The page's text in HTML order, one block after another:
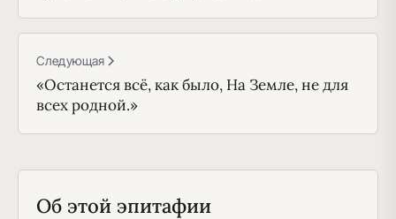
Следующая
«Останется всё, как было, На Земле, не для
всех родной.»
Об этой эпитафии